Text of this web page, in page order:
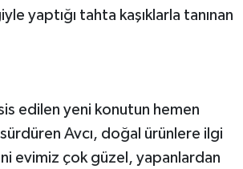
yaptığı tahta kaşıklarla tanınan
edilen yeni konutun hemen
Avcı, doğal ürünlere ilgi
evimiz çok güzel, yapanlardan